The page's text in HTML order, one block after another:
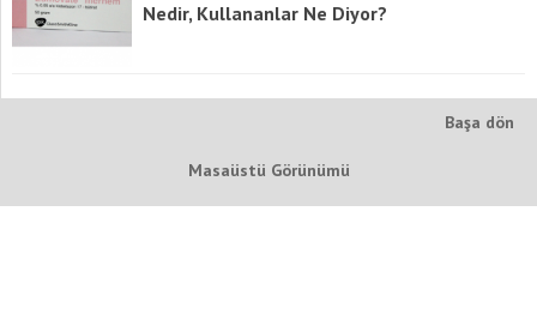
Nedir, Kullananlar Ne Diyor?
Başa dön
Masaüstü Görünümü